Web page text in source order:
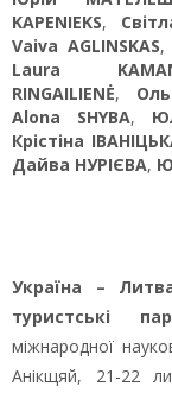
KAPENIEKS,
Vaiva AGLINSKAS,
Laura
RINGAILIENĖ,
Alona SHYBA,
Крістіна
Дайва НУРІЄВА,
Україна –
туристські
міжнародної
Анікщяй, 21-22